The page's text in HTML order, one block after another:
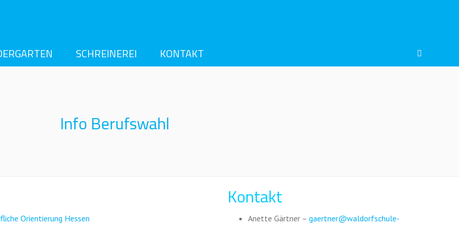
SCHREINEREI KONTAKT
Info Berufswahl
Orientierung Hessen
Kontakt
Anette Gärtner – gaertner@waldorfschule-